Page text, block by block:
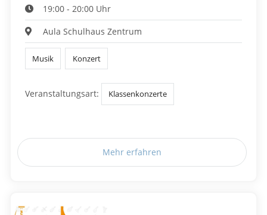
19:00 - 20:00 Uhr
Aula Schulhaus Zentrum
Musik Konzert
Veranstaltungsart: Klassenkonzerte
Mehr erfahren